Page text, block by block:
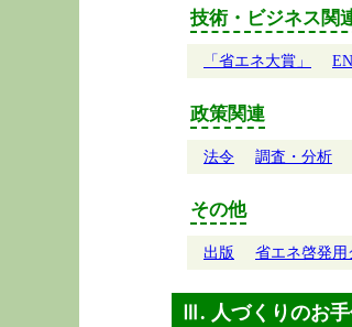
技術・ビジネス関
「省エネ大賞」
政策関連
法令 調査・分析
その他
出版 省エネ啓発用
Ⅲ. 人づくりのお